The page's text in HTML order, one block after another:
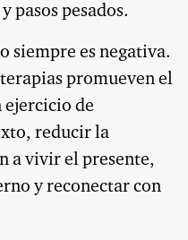
pasos pesados.
siempre es negativa.
promueven el
ejercicio de
reducir la
a vivir el presente,
y reconectar con